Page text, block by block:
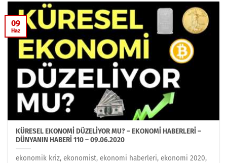
KÜRESEL EKONOMİ DÜZELİYOR MU? – EKONOMİ HABERLERİ –
DÜNYANIN HABERİ 110 – 09.06.2020
ekonomik kriz, ekonomist, ekonomi haberleri, ekonomi 2020,
09
Haz